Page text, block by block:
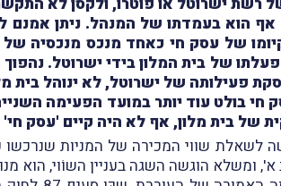
אף הוא בעמדתו של המנהל. ניתן אמנם
של עסק חי כאחד מנכס מנכסיה
של בית המלון בידי ישרוטל.
פעילותה של ישרוטל, לא ינוהל בית
חי בולט עוד יותר במועד הפעימה
של בית מלון, אף לא היה קיים 'עסק
לשאלת שווי המכירה של המניות
ומשלא הוגשה השגה בעניין השוֹוי, הוא